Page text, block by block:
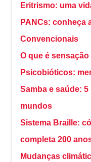
Eritrismo: uma
PANCs: conheça
Convencionais
O que é
Psicobióticos:
Samba e saúde:
mundos
Sistema Braille:
completa 200
Mudanças